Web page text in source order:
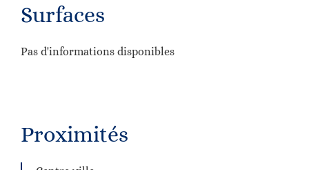
Surfaces
Pas d'informations disponibles
Proximités